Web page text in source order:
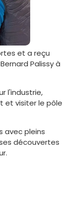
et a reçu
Palissy à
l'industrie,
et visiter le pôle
avec pleins
découvertes